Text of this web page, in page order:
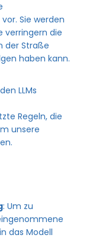
Sie werden
verringern die
der Straße
haben kann.
LLMs
Regeln, die
unsere
: Um zu
das Modell